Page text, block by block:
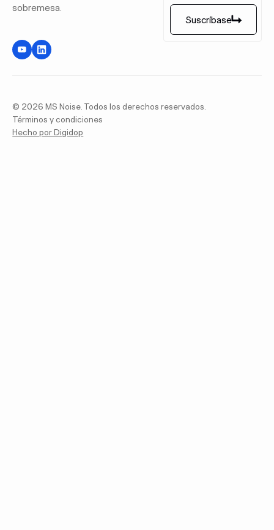
sobremesa.
Suscríbase
Suscríbase
© 2026 MS Noise. Todos los derechos reservados.
Términos y condiciones
Hecho por Digidop